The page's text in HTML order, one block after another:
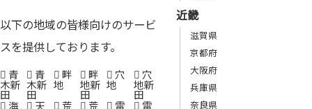
以下の地域の皆様向けのサービ
スを提供しております。
青
木新
田
青
木新
田
畔
地
畔
地新
田
穴
地
穴
地新
田
海 天 荒 荒 雷 雷
近畿
滋賀県
京都府
大阪府
兵庫県
奈良県